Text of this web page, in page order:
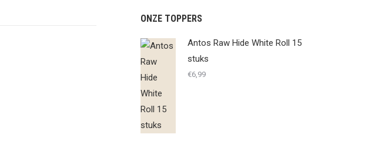
ONZE TOPPERS
Antos Raw Hide White Roll 15
stuks
€6,99